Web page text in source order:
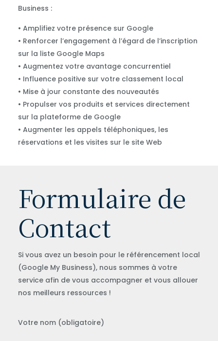
Business :
• Amplifiez votre présence sur Google
• Renforcer l’engagement à l’égard de l’inscription
sur la liste Google Maps
• Augmentez votre avantage concurrentiel
• Influence positive sur votre classement local
• Mise à jour constante des nouveautés
• Propulser vos produits et services directement
sur la plateforme de Google
• Augmenter les appels téléphoniques, les
réservations et les visites sur le site Web
Formulaire de
Contact
Si vous avez un besoin pour le référencement local
(Google My Business), nous sommes à votre
service afin de vous accompagner et vous allouer
nos meilleurs ressources !
Votre nom (obligatoire)